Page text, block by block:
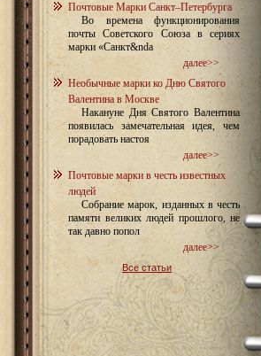
Почтовые Марки Санкт–Петербурга
Во времена функционирования
почты Советского Союза в сериях
марки «Санкт&nda
далее>>
Необычные марки ко Дню Святого
Валентина в Москве
Накануне Дня Святого Валентина
появилась замечательная идея, чем
порадовать настоя
далее>>
Почтовые марки в честь известных
людей
Собрание марок, изданных в честь
памяти великих людей прошлого, не
так давно попол
далее>>
Все статьи